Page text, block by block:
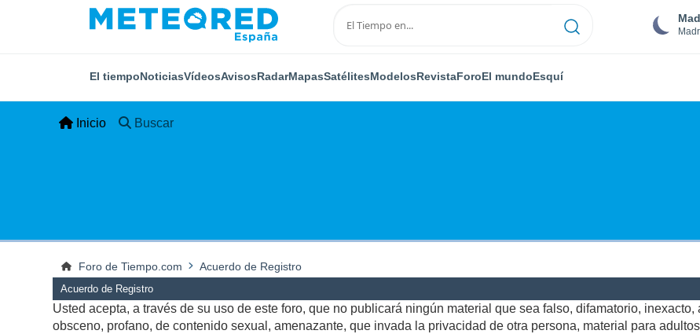
El tiempoNoticiasVídeosAvisosRadarMapasSatélitesModelosRevistaForoEl mundoEsquí
Inicio Buscar
Foro de Tiempo.com Acuerdo de Registro
Acuerdo de Registro
Usted acepta, a través de su uso de este foro, que no publicará ningún material que sea falso, difamatorio,
obsceno, profano, de contenido sexual, amenazante, que invada la privacidad de otra persona, material para